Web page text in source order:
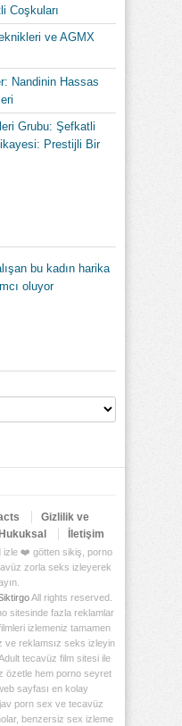
Coşkuları
ve AGMX
Nandinin Hassas
Grubu: Şefkatli
Prestijli Bir
bu kadın harika
oluyor
Gizlilik ve
İletişim
izle ❤️ götten sikiş, porno
zorla seks izleyerek
All rights reserved.
sitesinde fazla reklamlar
izlemeniz tamamen
ve reklamsız seks izleyin
tecavüz film sitesi ile
özetle hem porno seyret
sayfası en kolay
jav porn sex ve tecavüz
benzersiz sex izleme